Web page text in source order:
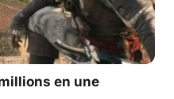
en une